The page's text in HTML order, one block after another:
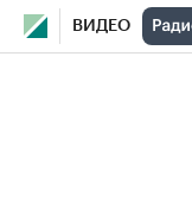
ВИДЕО